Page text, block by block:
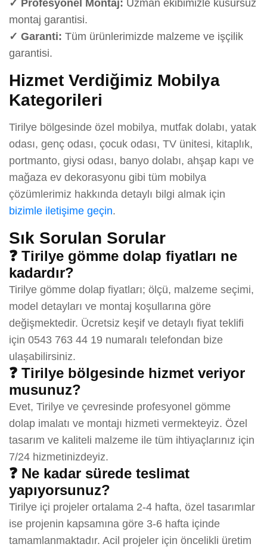
✓ Profesyonel Montaj: Uzman ekibimizle kusursuz
montaj garantisi.
✓ Garanti: Tüm ürünlerimizde malzeme ve işçilik
garantisi.
Hizmet Verdiğimiz Mobilya
Kategorileri
Tirilye bölgesinde özel mobilya, mutfak dolabı, yatak
odası, genç odası, çocuk odası, TV ünitesi, kitaplık,
portmanto, giysi odası, banyo dolabı, ahşap kapı ve
mağaza ev dekorasyonu gibi tüm mobilya
çözümlerimiz hakkında detaylı bilgi almak için
bizimle iletişime geçin.
Sık Sorulan Sorular
❓ Tirilye gömme dolap fiyatları ne
kadardır?
Tirilye gömme dolap fiyatları; ölçü, malzeme seçimi,
model detayları ve montaj koşullarına göre
değişmektedir. Ücretsiz keşif ve detaylı fiyat teklifi
için 0543 763 44 19 numaralı telefondan bize
ulaşabilirsiniz.
❓ Tirilye bölgesinde hizmet veriyor
musunuz?
Evet, Tirilye ve çevresinde profesyonel gömme
dolap imalatı ve montajı hizmeti vermekteyiz. Özel
tasarım ve kaliteli malzeme ile tüm ihtiyaçlarınız için
7/24 hizmetinizdeyiz.
❓ Ne kadar sürede teslimat
yapıyorsunuz?
Tirilye içi projeler ortalama 2-4 hafta, özel tasarımlar
ise projenin kapsamına göre 3-6 hafta içinde
tamamlanmaktadır. Acil projeler için öncelikli üretim